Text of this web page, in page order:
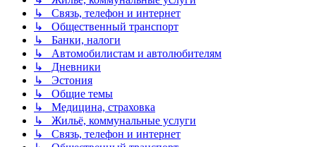
↳ Связь, телефон и интернет
↳ Общественный транспорт
↳ Банки, налоги
↳ Автомобилистам и автолюбителям
↳ Дневники
↳ Эстония
↳ Общие темы
↳ Медицина, страховка
↳ Жильё, коммунальные услуги
↳ Связь, телефон и интернет